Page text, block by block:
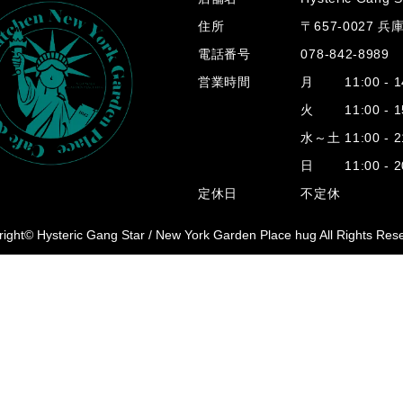
住所
〒657-0027 兵
電話番号
078-842-8989
営業時間
月 11:00 -
火 11:00 -
水～土 11:00 -
日 11:00 -
定休日
不定休
Hysteric Gang Star / New York Garden Place hug All Rights